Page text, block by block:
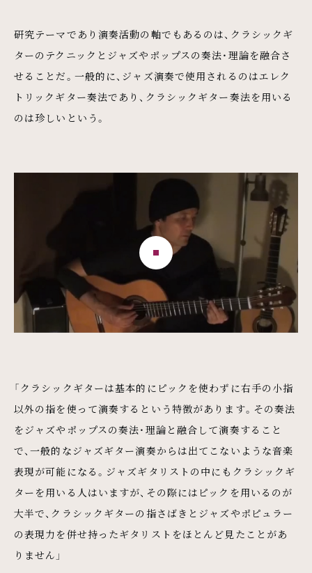
研究テーマであり演奏活動の軸でもあるのは、クラシックギ
ターのテクニックとジャズやポップスの奏法・理論を融合さ
せることだ。一般的に、ジャズ演奏で使用されるのはエレク
トリックギター奏法であり、クラシックギター奏法を用いる
のは珍しいという。
「クラシックギターは基本的にピックを使わずに右手の小指
以外の指を使って演奏するという特徴があります。その奏法
をジャズやポップスの奏法・理論と融合して演奏すること
で、一般的なジャズギター演奏からは出てこないような音楽
表現が可能になる。ジャズギタリストの中にもクラシックギ
ターを用いる人はいますが、その際にはピックを用いるのが
大半で、クラシックギターの指さばきとジャズやポピュラー
の表現力を併せ持ったギタリストをほとんど見たことがあ
りません」